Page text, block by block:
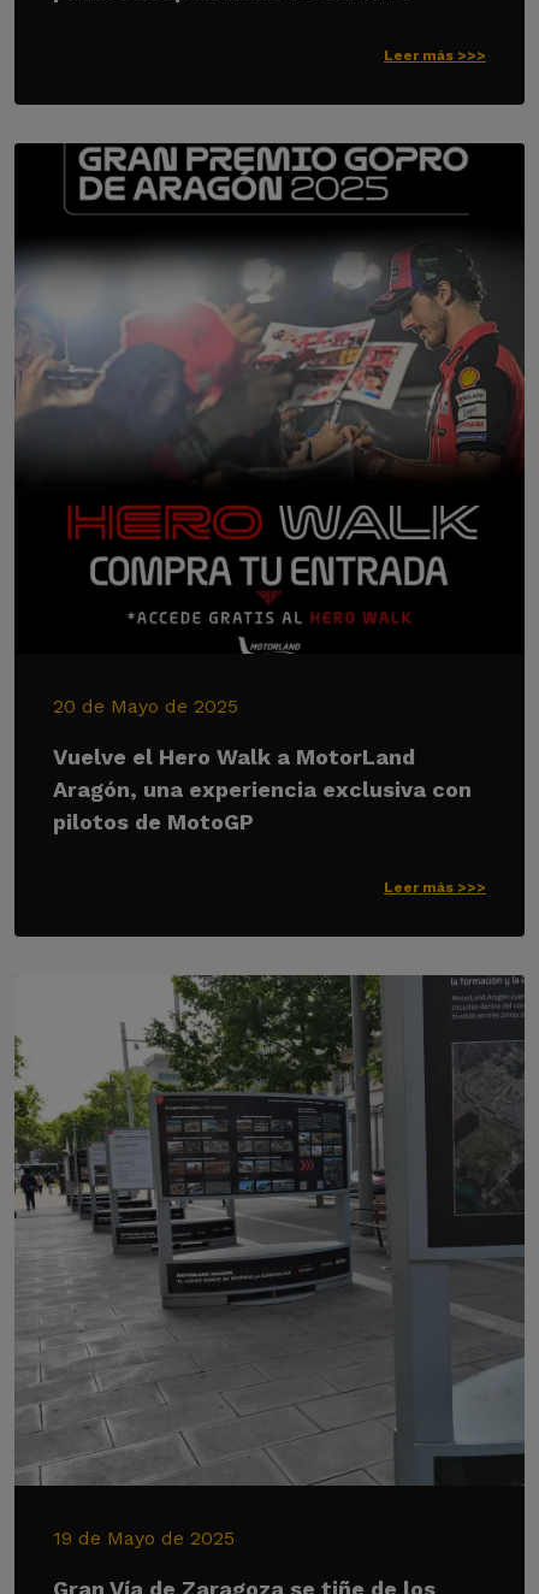
Leer más >>>
20 de Mayo de 2025
Vuelve el Hero Walk a MotorLand
Aragón, una experiencia exclusiva con
pilotos de MotoGP
Leer más >>>
19 de Mayo de 2025
Gran Vía de Zaragoza se tiñe de los